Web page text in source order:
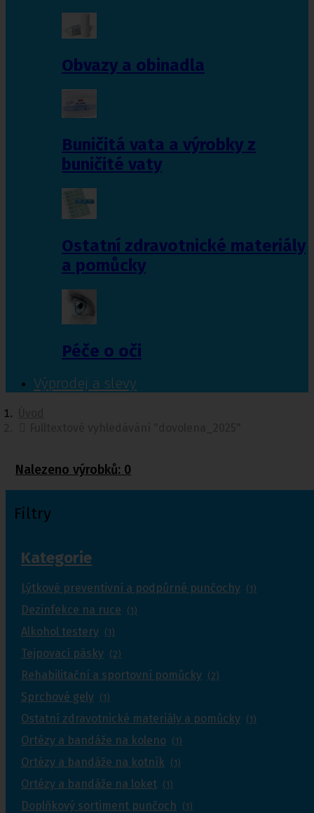
Obvazy a obinadla
Buničitá vata a výrobky z
buničité vaty
Ostatní zdravotnické materiály
a pomůcky
Péče o oči
Výprodej a slevy
Nalezeno výrobků: 0
Filtry
Kategorie
Lýtkové preventivní a podpůrné punčochy (1)
Dezinfekce na ruce (1)
Alkohol testery (1)
Tejpovací pásky (2)
Rehabilitační a sportovní pomůcky (2)
Sprchové gely (1)
Ostatní zdravotnické materiály a pomůcky (1)
Ortézy a bandáže na koleno (1)
Ortézy a bandáže na kotník (1)
Ortézy a bandáže na loket (1)
Doplňkový sortiment punčoch (1)